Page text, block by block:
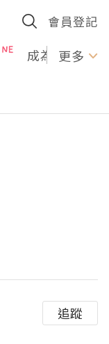
會員登記
成為U更多
追蹤